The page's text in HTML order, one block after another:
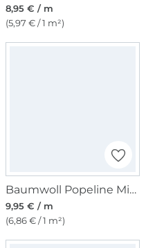
8,95 € / m
(5,97 € / 1 m²)
Baumwoll Popeline Mini Hearts, hellblau
9,95 € / m
(6,86 € / 1 m²)